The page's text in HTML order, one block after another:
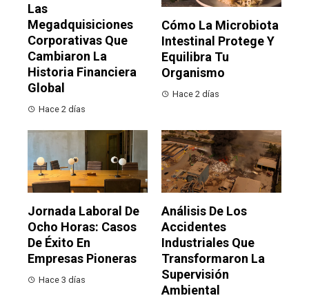
Las
Megadquisiciones
Corporativas Que
Cambiaron La
Historia Financiera
Global
Hace 2 días
Cómo La Microbiota
Intestinal Protege Y
Equilibra Tu
Organismo
Hace 2 días
Jornada Laboral De
Ocho Horas: Casos
De Éxito En
Empresas Pioneras
Hace 3 días
Análisis De Los
Accidentes
Industriales Que
Transformaron La
Supervisión
Ambiental